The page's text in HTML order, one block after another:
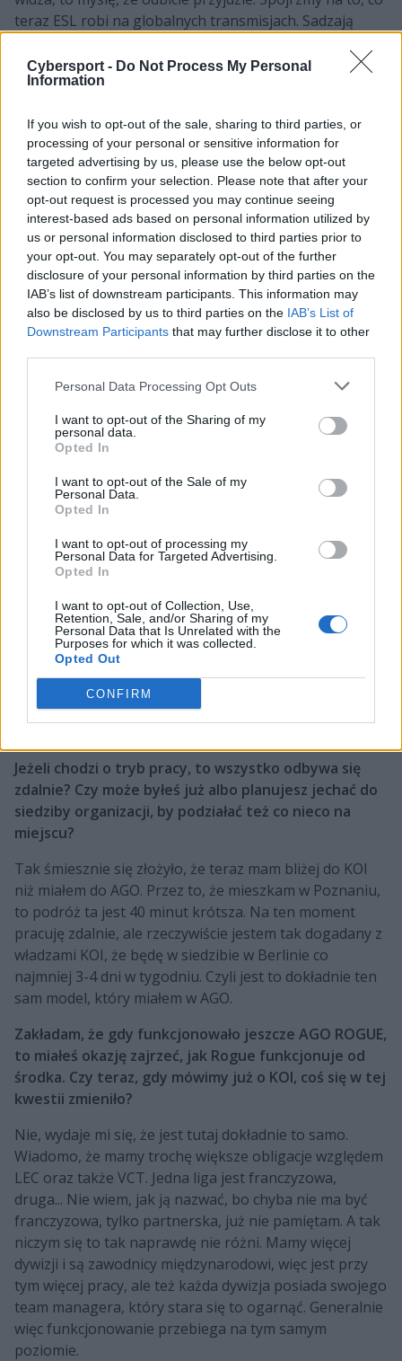
Cybersport - Do Not Process My Personal
Information
If you wish to opt-out of the sale, sharing to third parties, or
processing of your personal or sensitive information for
targeted advertising by us, please use the below opt-out
section to confirm your selection. Please note that after your
opt-out request is processed you may continue seeing
interest-based ads based on personal information utilized by
us or personal information disclosed to third parties prior to
your opt-out. You may separately opt-out of the further
disclosure of your personal information by third parties on the
IAB’s list of downstream participants. This information may
also be disclosed by us to third parties on the IAB’s List of
Downstream Participants that may further disclose it to other
Personal Data Processing Opt Outs
I want to opt-out of the Sharing of my
personal data.
Opted In
I want to opt-out of the Sale of my
Personal Data.
Opted In
I want to opt-out of processing my
Personal Data for Targeted Advertising.
Opted In
I want to opt-out of Collection, Use,
Retention, Sale, and/or Sharing of my
Personal Data that Is Unrelated with the
Purposes for which it was collected.
Opted Out
CONFIRM
teraz ESL robi na globalnych transmisjach. Sadzają
drużyny ze sobą siedzą, widzą siebie. Słychać krzyki.
Panele też są śmieszne, rozbudowane, bo zawodnicy
są od razu zapraszani na kanapy, gdzie zadawane są im
pytanie. To jest coś, co mnie przykuwa.
Teraz możemy przejść do tematu KOI. Zacznijmy od
tego, jak w ogóle doszło do twojego angażu w
hiszpańskiej organizacji?
Nie jest tajemnicą, że z KOI, czyli wcześniejszym Rogue
przez trzy lata pracowaliśmy przy projekcie. Mimo
zmiany nazwy osoby zarządzające projektem w Europie
się nie zmieniły. Nadal są to więc Anna Baumann i
udało się osiągnąć wyniki, które osiągnęliśmy w
pierwszym roku, to nadal był to projekt zakończony
sukcesem. Praktycznie trener oraz wszyscy zawodnicy
poza jednym wypłynęli do najwyższych lig, czyli LEC i
LCS. I nie jest tajemnicą, że Rogue na tych transferach
zarobiło kolosalne pieniądze, dlatego można to było
O naszej współpracy rozmawialiśmy już jakiś czas temu.
Zastanawialiśmy się, gdzie byłaby przestrzeń dla takiej
osoby jak ja, z moim doświadczeniem. Zostałem
przedstawiony Stephenowi O'Shea, prezesowi iR
Sports, czyli spółki, która zarządza wszystkim. Po 2-3
rozmowach Stephen zapytał, czy mógłbym pomóc im
prowadzić departament sprzedażowy/sponsorski i
pomagać też operacyjnie w Europie z uwagi na swoje
Jeżeli chodzi o tryb pracy, to wszystko odbywa się
zdalnie? Czy może byłeś już albo planujesz jechać do
siedziby organizacji, by podziałać też co nieco na
miejscu?
Tak śmiesznie się złożyło, że teraz mam bliżej do KOI
niż miałem do AGO. Przez to, że mieszkam w Poznaniu,
to podróż ta jest 40 minut krótsza. Na ten moment
pracuję zdalnie, ale rzeczywiście jestem tak dogadany z
władzami KOI, że będę w siedzibie w Berlinie co
najmniej 3-4 dni w tygodniu. Czyli jest to dokładnie ten
sam model, który miałem w AGO.
Zakładam, że gdy funkcjonowało jeszcze AGO ROGUE,
to miałeś okazję zajrzeć, jak Rogue funkcjonuje od
środka. Czy teraz, gdy mówimy już o KOI, coś się w tej
kwestii zmieniło?
Nie, wydaje mi się, że jest tutaj dokładnie to samo.
Wiadomo, że mamy trochę większe obligacje względem
LEC oraz także VCT. Jedna liga jest franczyzowa,
druga... Nie wiem, jak ją nazwać, bo chyba nie ma być
franczyzowa, tylko partnerska, już nie pamiętam. A tak
niczym się to tak naprawdę nie różni. Mamy więcej
dywizji i są zawodnicy międzynarodowi, więc jest przy
tym więcej pracy, ale też każda dywizja posiada swojego
team managera, który stara się to ogarnąć. Generalnie
więc funkcjonowanie przebiega na tym samym
poziomie.